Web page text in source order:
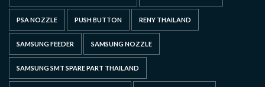
PSA NOZZLE PUSH BUTTON RENY THAILAND
SAMSUNG FEEDER SAMSUNG NOZZLE
SAMSUNG SMT SPARE PART THAILAND